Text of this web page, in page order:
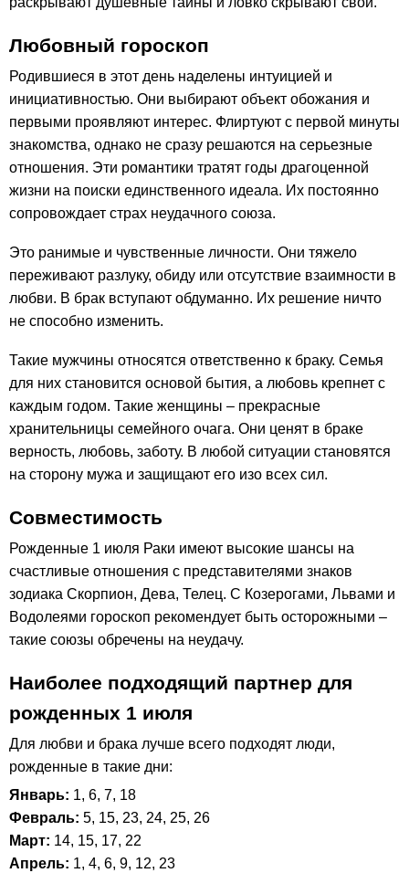
Любовный гороскоп
Родившиеся в этот день наделены интуицией и
инициативностью. Они выбирают объект обожания и
первыми проявляют интерес. Флиртуют с первой минуты
знакомства, однако не сразу решаются на серьезные
отношения. Эти романтики тратят годы драгоценной
жизни на поиски единственного идеала. Их постоянно
сопровождает страх неудачного союза.
Это ранимые и чувственные личности. Они тяжело
переживают разлуку, обиду или отсутствие взаимности в
любви. В брак вступают обдуманно. Их решение ничто
не способно изменить.
Такие мужчины относятся ответственно к браку. Семья
для них становится основой бытия, а любовь крепнет с
каждым годом. Такие женщины – прекрасные
хранительницы семейного очага. Они ценят в браке
верность, любовь, заботу. В любой ситуации становятся
на сторону мужа и защищают его изо всех сил.
Совместимость
Рожденные 1 июля Раки имеют высокие шансы на
счастливые отношения с представителями знаков
зодиака Скорпион, Дева, Телец. С Козерогами, Львами и
Водолеями гороскоп рекомендует быть осторожными –
такие союзы обречены на неудачу.
Наиболее подходящий партнер для
рожденных 1 июля
Для любви и брака лучше всего подходят люди,
рожденные в такие дни:
Январь: 1, 6, 7, 18
Февраль: 5, 15, 23, 24, 25, 26
Март: 14, 15, 17, 22
Апрель: 1, 4, 6, 9, 12, 23